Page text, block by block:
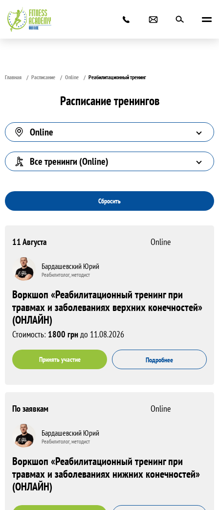
Главная Расписание Online Реабилитационный тренинг
Расписание тренингов
Online
Все тренинги (Online)
Сбросить
11 Августа Online
Бардашевский Юрий
Реабилитолог, методист
Воркшоп «Реабилитационный тренинг при
травмах и заболеваниях верхних конечностей»
(ОНЛАЙН)
Стоимость: 1800 грндо 11.08.2026
Принять участие Подробнее
По заявкам Online
Бардашевский Юрий
Реабилитолог, методист
Воркшоп «Реабилитационный тренинг при
травмах и заболеваниях нижних конечностей»
(ОНЛАЙН)